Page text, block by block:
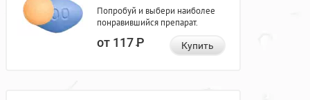
Попробуй и выбери наиболее
понравившийся препарат.
от 117Р Купить